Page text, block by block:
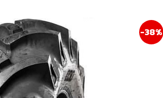
38%